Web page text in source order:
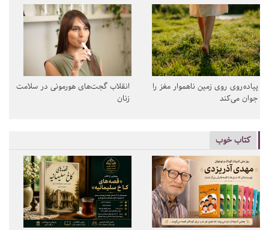
پیاده‌روی روی زمین ناهموار مغز را
جوان می‌کند
انقلاب گجت‌های هورمونی در سلامت
زنان
کتاب خوب